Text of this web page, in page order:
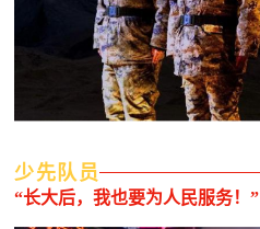
少先队员
“长大后，我也要为人民服务！”